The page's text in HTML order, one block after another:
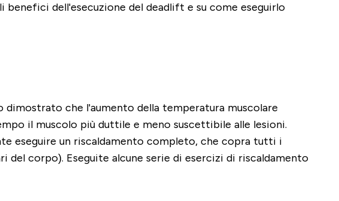
dell'esecuzione del deadlift e su come eseguirlo
che l'aumento della temperatura muscolare
il muscolo più duttile e meno suscettibile alle lesioni.
eseguire un riscaldamento completo, che copra tutti i
corpo). Eseguite alcune serie di esercizi di riscaldamento